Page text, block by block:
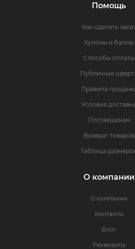
Помощь
Как сделать
Купоны и баллы
Способы оплаты
Публичная
Правила
Условия
Поставщикам
Возврат товаров
Таблица
О компании
О компании
Контакты
Блог
Реквизиты